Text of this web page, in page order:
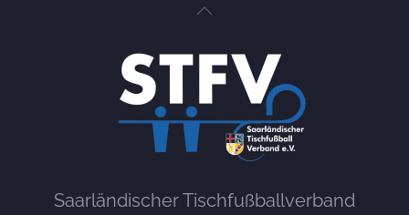
Saarländischer Tischfußballverband